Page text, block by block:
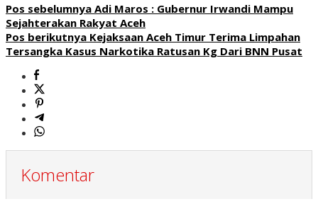
Pos sebelumnya Adi Maros : Gubernur Irwandi Mampu
Sejahterakan Rakyat Aceh
Pos berikutnya Kejaksaan Aceh Timur Terima Limpahan
Tersangka Kasus Narkotika Ratusan Kg Dari BNN Pusat
Komentar